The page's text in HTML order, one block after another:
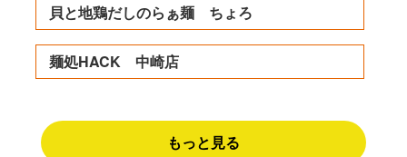
貝と地鶏だしのらぁ麺 ちょろ
麺処HACK 中崎店
もっと見る